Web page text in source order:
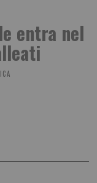
entra nel